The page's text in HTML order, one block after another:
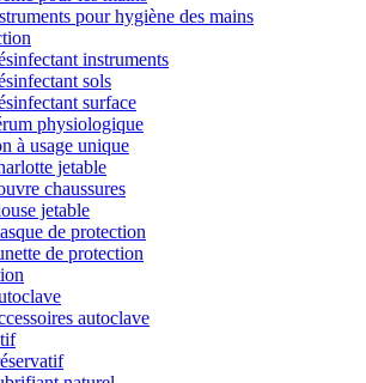
pour hygiène des mains
instruments
sols
surface
physiologique
à usage unique
jetable
chaussures
jetable
de protection
de protection
autoclave